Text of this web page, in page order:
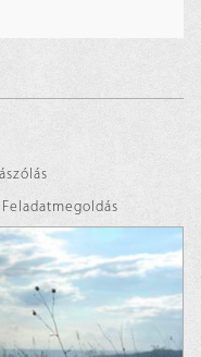
Feladatmegoldás